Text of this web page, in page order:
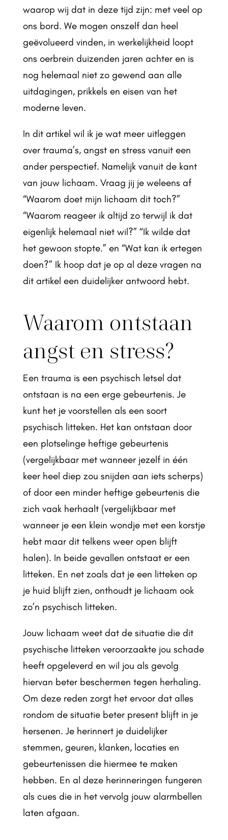
waarop wij dat in deze tijd zijn: met veel op
ons bord. We mogen onszelf dan heel
geëvolueerd vinden, in werkelijkheid loopt
ons oerbrein duizenden jaren achter en is
nog helemaal niet zo gewend aan alle
uitdagingen, prikkels en eisen van het
moderne leven.
In dit artikel wil ik je wat meer uitleggen
over trauma’s, angst en stress vanuit een
ander perspectief. Namelijk vanuit de kant
van jouw lichaam. Vraag jij je weleens af
“Waarom doet mijn lichaam dit toch?”
“Waarom reageer ik altijd zo terwijl ik dat
eigenlijk helemaal niet wil?” “Ik wilde dat
het gewoon stopte.” en “Wat kan ik ertegen
doen?” Ik hoop dat je op al deze vragen na
dit artikel een duidelijker antwoord hebt.
Waarom ontstaan
angst en stress?
Een trauma is een psychisch letsel dat
ontstaan is na een erge gebeurtenis. Je
kunt het je voorstellen als een soort
psychisch litteken. Het kan ontstaan door
een plotselinge heftige gebeurtenis
(vergelijkbaar met wanneer jezelf in één
keer heel diep zou snijden aan iets scherps)
of door een minder heftige gebeurtenis die
zich vaak herhaalt (vergelijkbaar met
wanneer je een klein wondje met een korstje
hebt maar dit telkens weer open blijft
halen). In beide gevallen ontstaat er een
litteken. En net zoals dat je een litteken op
je huid blijft zien, onthoudt je lichaam ook
zo’n psychisch litteken.
Jouw lichaam weet dat de situatie die dit
psychische litteken veroorzaakte jou schade
heeft opgeleverd en wil jou als gevolg
hiervan beter beschermen tegen herhaling.
Om deze reden zorgt het ervoor dat alles
rondom de situatie beter present blijft in je
hersenen. Je herinnert je duidelijker
stemmen, geuren, klanken, locaties en
gebeurtenissen die hiermee te maken
hebben. En al deze herinneringen fungeren
als cues die in het vervolg jouw alarmbellen
laten afgaan.